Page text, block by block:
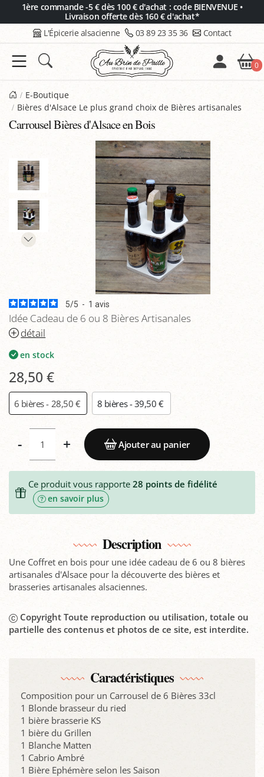
1ère commande -5 € dès 100 € d'achat : code BIENVENUE •
Livraison offerte dès 160 € d'achat*
L'Épicerie alsacienne 03 89 23 35 36 Contact
0
E-Boutique
Bières d'Alsace Le plus grand choix de Bières artisanales
Carrousel Bières d'Alsace en Bois
5/5 - 1 avis
Idée Cadeau de 6 ou 8 Bières Artisanales
détail
en stock
28,50 €
6 bières - 28,50 € 8 bières - 39,50 €
- + Ajouter au panier
Ce produit vous rapporte28 points de fidélité
en savoir plus
Description
Une Coffret en bois pour une idée cadeau de 6 ou 8 bières
artisanales d'Alsace pour la découverte des bières et
brasseries artisanales alsaciennes.
Copyright Toute reproduction ou utilisation, totale ou
partielle des contenus et photos de ce site, est interdite.
Caractéristiques
Composition pour un Carrousel de 6 Bières 33cl
1 Blonde brasseur du ried
1 bière brasserie KS
1 bière du Grillen
1 Blanche Matten
1 Cabrio Ambré
1 Bière Ephémère selon les Saison
Panneau de gestion des cookies